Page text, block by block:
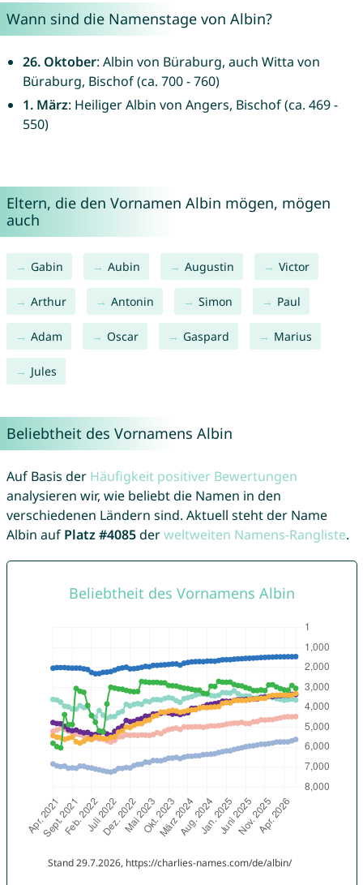
Wann sind die Namenstage von Albin?
26. Oktober: Albin von Büraburg, auch Witta von
Büraburg, Bischof (ca. 700 - 760)
1. März: Heiliger Albin von Angers, Bischof (ca. 469 -
550)
Eltern, die den Vornamen Albin mögen, mögen
auch
Gabin Aubin Augustin Victor
Arthur Antonin Simon Paul
Adam Oscar Gaspard Marius
Jules
Beliebtheit des Vornamens Albin
Auf Basis der Häufigkeit positiver Bewertungen
analysieren wir, wie beliebt die Namen in den
verschiedenen Ländern sind. Aktuell steht der Name
Albin auf Platz #4085derweltweiten Namens-Rangliste.